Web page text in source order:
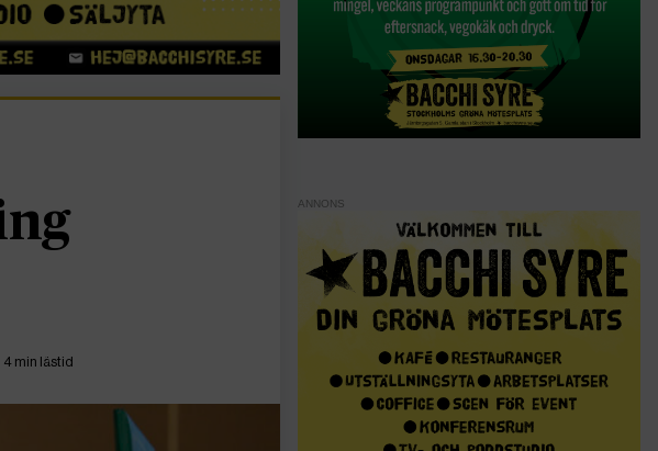
4 min lästid
ANNONS